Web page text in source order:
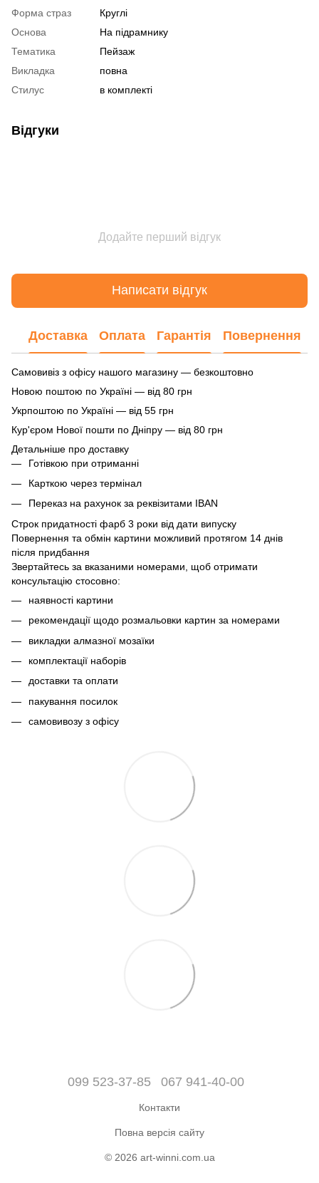
Форма страз
Круглі
Основа
На підрамнику
Тематика
Пейзаж
Викладка
повна
Стилус
в комплекті
Відгуки
Додайте перший відгук
Написати відгук
Доставка Оплата Гарантія Повернення
Самовивіз з офісу нашого магазину — безкоштовно
Новою поштою по Україні — від 80 грн
Укрпоштою по Україні — від 55 грн
Кур'єром Нової пошти по Дніпру — від 80 грн
Детальніше про доставку
Готівкою при отриманні
Карткою через термінал
Переказ на рахунок за реквізитами IBAN
Строк придатності фарб 3 роки від дати випуску
Повернення та обмін картини можливий протягом 14 днів
після придбання
Звертайтесь за вказаними номерами, щоб отримати
консультацію стосовно:
наявності картини
рекомендації щодо розмальовки картин за номерами
викладки алмазної мозаїки
комплектації наборів
доставки та оплати
пакування посилок
самовивозу з офісу
099 523-37-85 067 941-40-00
Контакти
Повна версія сайту
© 2026 art-winni.com.ua